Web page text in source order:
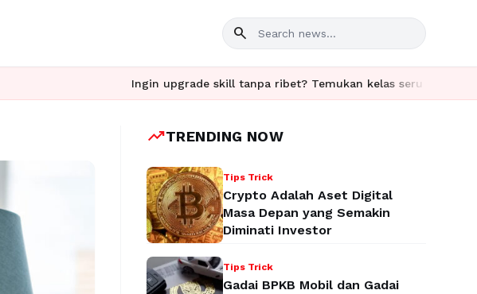
search
Ingin upgrade skill tanpa ribet? Temukan kelas seru dan materi lengkap
trending_upTRENDING NOW
Tips Trick
Crypto Adalah Aset Digital
Masa Depan yang Semakin
Diminati Investor
Tips Trick
Gadai BPKB Mobil dan Gadai